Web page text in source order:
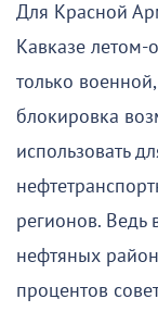
Для Красной
Кавказе
только
блокировка
использовать
регионов. Ведь
нефтяных
процентов